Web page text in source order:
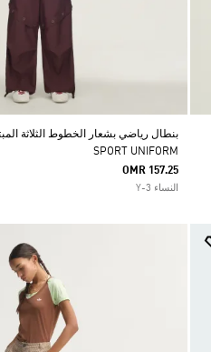
SPORT UNIFORM
OMR 157.25
النساء Y-3